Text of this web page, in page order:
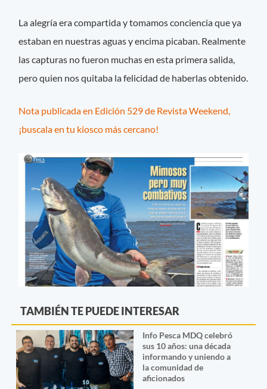
La alegría era compartida y tomamos conciencia que ya
estaban en nuestras aguas y encima picaban. Realmente
las capturas no fueron muchas en esta primera salida,
pero quien nos quitaba la felicidad de haberlas obtenido.
Nota publicada en Edición 529 de Revista Weekend,
¡buscala en tu kiosco más cercano!
TAMBIÉN TE PUEDE INTERESAR
Info Pesca MDQ celebró
sus 10 años: una década
informando y uniendo a
la comunidad de
aficionados